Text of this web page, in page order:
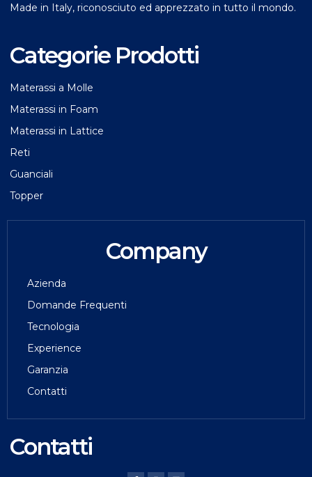
Made in Italy, riconosciuto ed apprezzato in tutto il mondo.
Categorie Prodotti
Materassi a Molle
Materassi in Foam
Materassi in Lattice
Reti
Guanciali
Topper
Company
Azienda
Domande Frequenti
Tecnologia
Experience
Garanzia
Contatti
Contatti